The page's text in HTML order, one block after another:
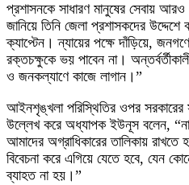
প্রশাসনকে সাধারণ মানুষের সেবায়
জানিয়ে তিনি জেলা প্রশাসকদের
ক্যাপ্টেন। ন্যায়ের পক্ষে দাঁড়িয়ে,
রক্তচক্ষুকে ভয় পাবেন না।
ও জনকল্যাণে কাজে লাগান।”
আইনশৃঙ্খলা পরিস্থিতির ওপর সরকারের
উল্লেখ করে অধ্যাপক ইউনূস বলেন,
আমাদের অগ্রাধিকারের তালিকায়
বিবেচনা করে এগিয়ে যেতে হবে, যেন
ব্যাহত না হয়।”